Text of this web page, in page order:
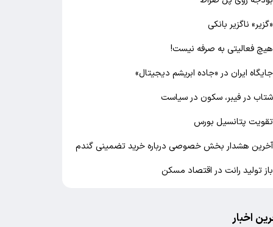
«گزیر» ناگزیر بانکی
هیچ فعالیتی به صرفه نیست!
جایگاه ایران در «جاده ابریشم دیجیتال»
شتاب در فیبر، سکون در سیاست
تقویت پتانسیل بورس
آخرین هشدار بخش خصوصی درباره خرید تضمینی گندم
باز تولید رانت در اقتصاد مسکن
اخبار